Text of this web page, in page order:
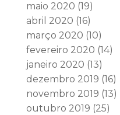
maio 2020 (19)
abril 2020 (16)
março 2020 (10)
fevereiro 2020 (14)
janeiro 2020 (13)
dezembro 2019 (16)
novembro 2019 (13)
outubro 2019 (25)